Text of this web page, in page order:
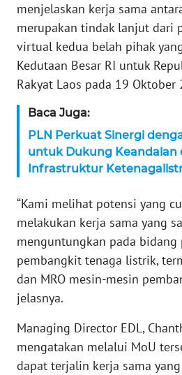
menjelaskan kerja sama
merupakan tindak lanjut dari
virtual kedua belah pihak
Kedutaan Besar RI untuk
Rakyat Laos pada 19 Oktober
Baca Juga:
PLN Perkuat Sinergi
untuk Dukung Keandalan
Infrastruktur
“Kami melihat potensi yang
melakukan kerja sama yang
menguntungkan pada
pembangkit tenaga listrik,
dan MRO mesin-mesin
jelasnya.
Managing Director EDL,
mengatakan melalui MoU
dapat terjalin kerja sama
WN
WN
PAPUA
BARAT
RIAU
WN
WN
JAMBI
WN
SULTRA
WN
NTB